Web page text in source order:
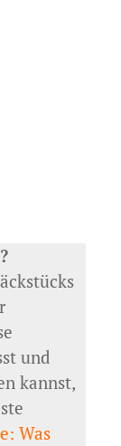
und
kannst,
Was